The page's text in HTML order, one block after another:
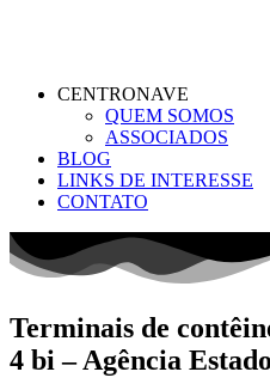
CENTRONAVE
QUEM SOMOS
ASSOCIADOS
BLOG
LINKS DE INTERESSE
CONTATO
Terminais de
4 bi – Agência Estado